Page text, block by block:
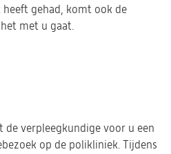
gehad, komt ook de
met u gaat.
de verpleegkundige voor u een
op de polikliniek. Tijdens